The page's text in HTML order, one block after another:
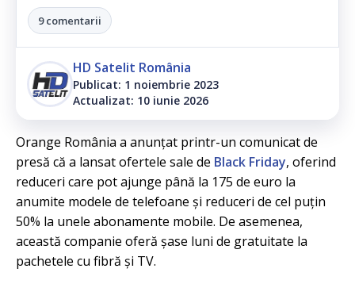
9 comentarii
HD Satelit România
Publicat: 1 noiembrie 2023
Actualizat: 10 iunie 2026
Orange România a anunțat printr-un comunicat de
presă că a lansat ofertele sale de Black Friday, oferind
reduceri care pot ajunge până la 175 de euro la
anumite modele de telefoane și reduceri de cel puțin
50% la unele abonamente mobile. De asemenea,
această companie oferă șase luni de gratuitate la
pachetele cu fibră și TV.